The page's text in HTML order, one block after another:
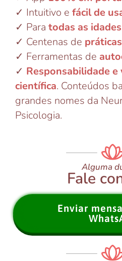
✓ Intuitivo efácil de
✓ Paratodas as idades
✓ Centenas de
✓ Ferramentas de
✓ Responsabilidade e
científica. Conteúdos
grandes nomes da
Psicologia.
Alguma
Fale
Enviar